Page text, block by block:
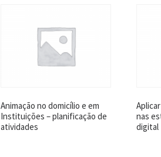
Animação no domicílio e em
Instituições – planificação de
atividades
nas
digital